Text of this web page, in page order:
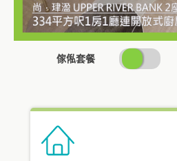
傢俬套餐
SWITCH
PRICING